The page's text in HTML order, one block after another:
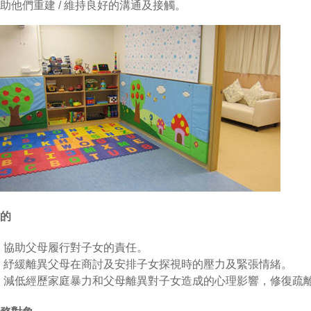
他們重建 / 維持良好的溝通及接觸。
協助父母履行對子女的責任。
紓緩離異父母在商討及安排子女探視時的壓力及緊張情緒。
減低經歷家庭暴力和父母離異對子女造成的心理影響，修復疏